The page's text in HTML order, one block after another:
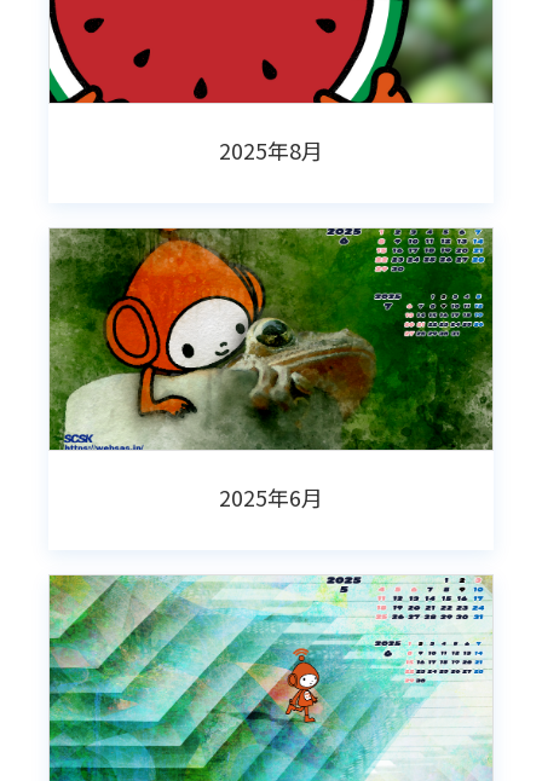
2025年8月
2025年6月